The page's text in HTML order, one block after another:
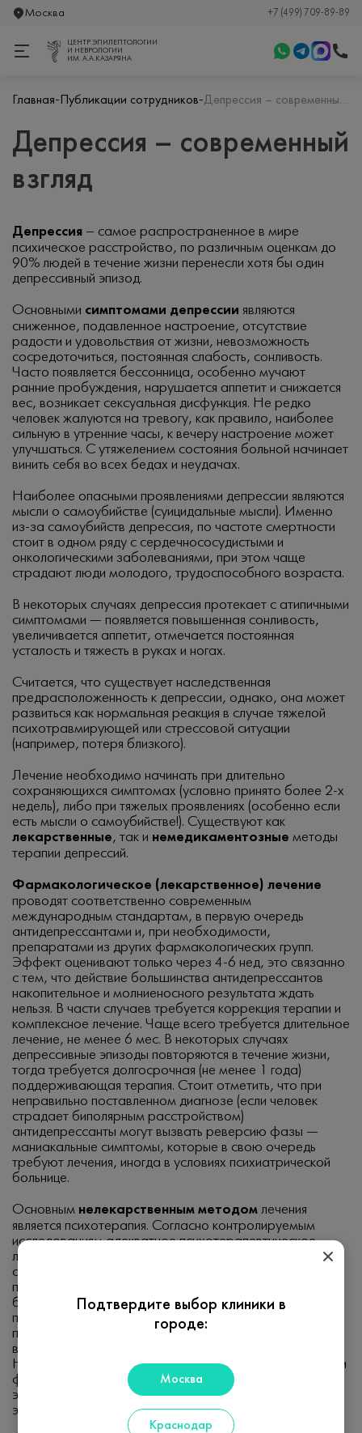
Москва +7 (499) 709-89-89
ЦЕНТР ЭПИЛЕПТОЛОГИИ
И НЕВРОЛОГИИ
ИМ. А.А.КАЗАРЯНА
Главная- Публикации сотрудников- Депрессия – современный взгляд
Депрессия – современный
взгляд
Депрессия – самое распространенное в мире
психическое расстройство, по различным оценкам до
90% людей в течение жизни перенесли хотя бы один
депрессивный эпизод.
Основными симптомами депрессии являются
сниженное, подавленное настроение, отсутствие
радости и удовольствия от жизни, невозможность
сосредоточиться, постоянная слабость, сонливость.
Часто появляется бессонница, особенно мучают
ранние пробуждения, нарушается аппетит и снижается
вес, возникает сексуальная дисфункция. Не редко
человек жалуются на тревогу, как правило, наиболее
сильную в утренние часы, к вечеру настроение может
улучшаться. С утяжелением состояния больной начинает
винить себя во всех бедах и неудачах.
Наиболее опасными проявлениями депрессии являются
мысли о самоубийстве (суицидальные мысли). Именно
из-за самоубийств депрессия, по частоте смертности
стоит в одном ряду с сердечнососудистыми и
онкологическими заболеваниями, при этом чаще
страдают люди молодого, трудоспособного возраста.
В некоторых случаях депрессия протекает с атипичными
симптомами — появляется повышенная сонливость,
увеличивается аппетит, отмечается постоянная
усталость и тяжесть в руках и ногах.
Считается, что существует наследственная
предрасположенность к депрессии, однако, она может
развиться как нормальная реакция в случае тяжелой
психотравмирующей или стрессовой ситуации
(например, потеря близкого).
Лечение необходимо начинать при длительно
сохраняющихся симптомах (условно принято более 2-х
недель), либо при тяжелых проявлениях (особенно если
есть мысли о самоубийстве!). Существуют как
лекарственные, так и немедикаментозные методы
терапии депрессий.
Фармакологическое (лекарственное) лечение
проводят соответственно современным
международным стандартам, в первую очередь
антидепрессантами и, при необходимости,
препаратами из других фармакологических групп.
Эффект оценивают только через 4-6 нед, это связанно
с тем, что действие большинства антидепрессантов
накопительное и молниеносного результата ждать
нельзя. В части случаев требуется коррекция терапии и
комплексное лечение. Чаще всего требуется длительное
лечение, не менее 6 мес. В некоторых случаях
депрессивные эпизоды повторяются в течение жизни,
тогда требуется долгосрочная (не менее 1 года)
поддерживающая терапия. Стоит отметить, что при
неправильно поставленном диагнозе (если человек
страдает биполярным расстройством)
антидепрессанты могут вызвать реверсию фазы —
маниакальные симптомы, которые в свою очередь
требуют лечения, иногда в условиях психиатрической
больнице.
Основным нелекарственным методом лечения
является психотерапия. Согласно контролируемым
исследованиям адекватное психотерапевтическое
лечение не менее эффективно, чем лечение
современными антидепрессантами. При этом у
пациентов избегающих приема лекарств, например,
беременные женщины, психотерапия является
предпочтительной. Длительность
психотерапевтического лечения может значительно
варьировать - от нескольких месяцев до нескольких лет.
Не редко, врачи комбинируют психотерапевтическое и
фармакологическое лечение, что повышает
эффективность и ускоряет достижение положительного
эффекта.
Подтвердите выбор клиники в
городе:
Москва
Краснодар